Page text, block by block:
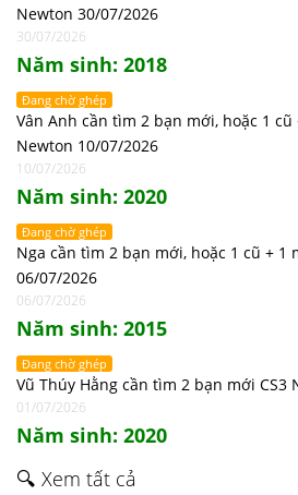
Newton 30/07/2026
30/07/2026
Năm sinh: 2018
Đang chờ ghép
Vân Anh cần tìm 2 bạn mới, hoặc 1 cũ
Newton 10/07/2026
10/07/2026
Năm sinh: 2020
Đang chờ ghép
Nga cần tìm 2 bạn mới, hoặc 1 cũ + 1
06/07/2026
06/07/2026
Năm sinh: 2015
Đang chờ ghép
Vũ Thúy Hằng cần tìm 2 bạn mới CS3
01/07/2026
Năm sinh: 2020
🔍 Xem tất cả